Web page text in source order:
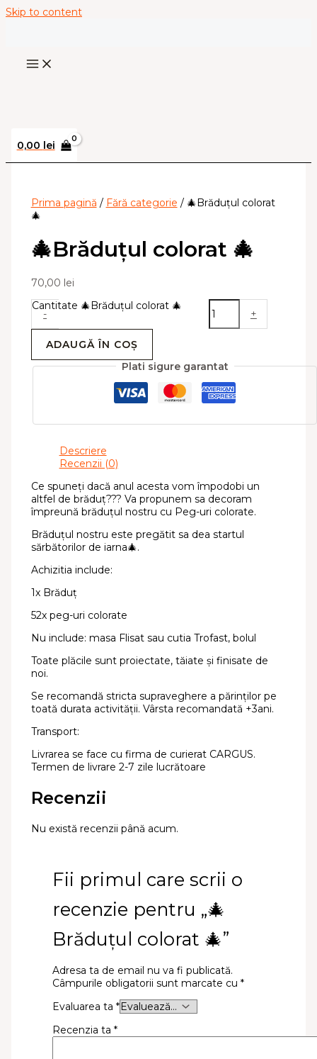
Skip to content
0,00 lei
Prima pagină / Fără categorie / 🎄Brăduțul colorat
🎄
🎄Brăduțul colorat 🎄
70,00 lei
-
Cantitate 🎄Brăduțul colorat 🎄
+
ADAUGĂ ÎN COȘ
Plati sigure garantat
Descriere
Recenzii (0)
Ce spuneți dacă anul acesta vom împodobi un
altfel de brăduț??? Va propunem sa decoram
împreună brăduțul nostru cu Peg-uri colorate.
Brăduțul nostru este pregătit sa dea startul
sărbătorilor de iarna🎄.
Achizitia include:
1x Brăduț
52x peg-uri colorate
Nu include: masa Flisat sau cutia Trofast, bolul
Toate plăcile sunt proiectate, tăiate și finisate de
noi.
Se recomandă stricta supraveghere a părinților pe
toată durata activității. Vârsta recomandată +3ani.
Transport:
Livrarea se face cu firma de curierat CARGUS.
Termen de livrare 2-7 zile lucrătoare
Recenzii
Nu există recenzii până acum.
Fii primul care scrii o
recenzie pentru „🎄
Brăduțul colorat 🎄”
Adresa ta de email nu va fi publicată.
Câmpurile obligatorii sunt marcate cu *
Evaluarea ta *
Recenzia ta *